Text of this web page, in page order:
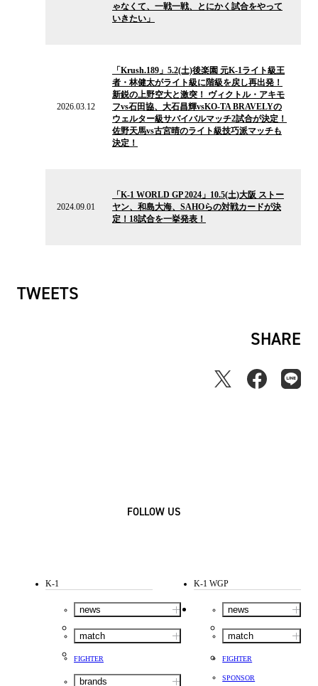
ゃなくて、一戦一戦、とにかく試合をやって
いきたい」
2026.03.12
「Krush.189」5.2(土)後楽園 元K-1ライト級王
者・林健太がライト級に階級を戻し再出発！
新鋭の上野空大と激突！ ヴィクトル・アキモ
フvs石田協、大石昌輝vsKO-TA BRAVELYの
ウェルター級サバイバルマッチ2試合が決定！
佐野天馬vs古宮晴のライト級技巧派マッチも
決定！
2024.09.01
「K-1 WORLD GP 2024」10.5(土)大阪 ストー
ヤン、和島大海、SAHOらの対戦カードが決
定！18試合を一挙発表！
TWEETS
SHARE
FOLLOW US
K-1
news
match
FIGHTER
brands
K-1 WGP
news
match
FIGHTER
SPONSOR